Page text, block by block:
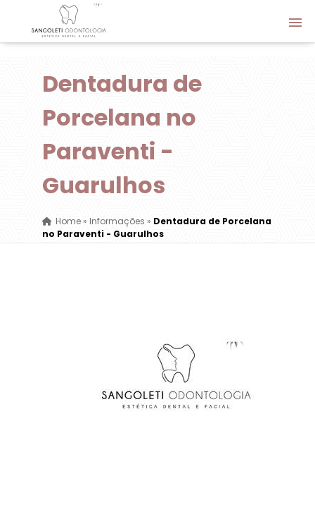
Dentadura de
Porcelana no
Paraventi -
Guarulhos
Home» Informações » Dentadura de Porcelana
no Paraventi - Guarulhos